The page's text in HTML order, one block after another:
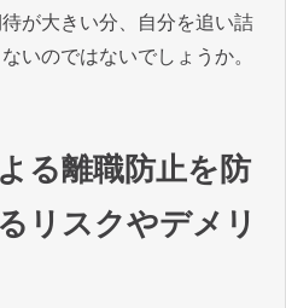
が大きい分、自分を追い詰
いのではないでしょうか。
る離職防止を防
リスクやデメリ